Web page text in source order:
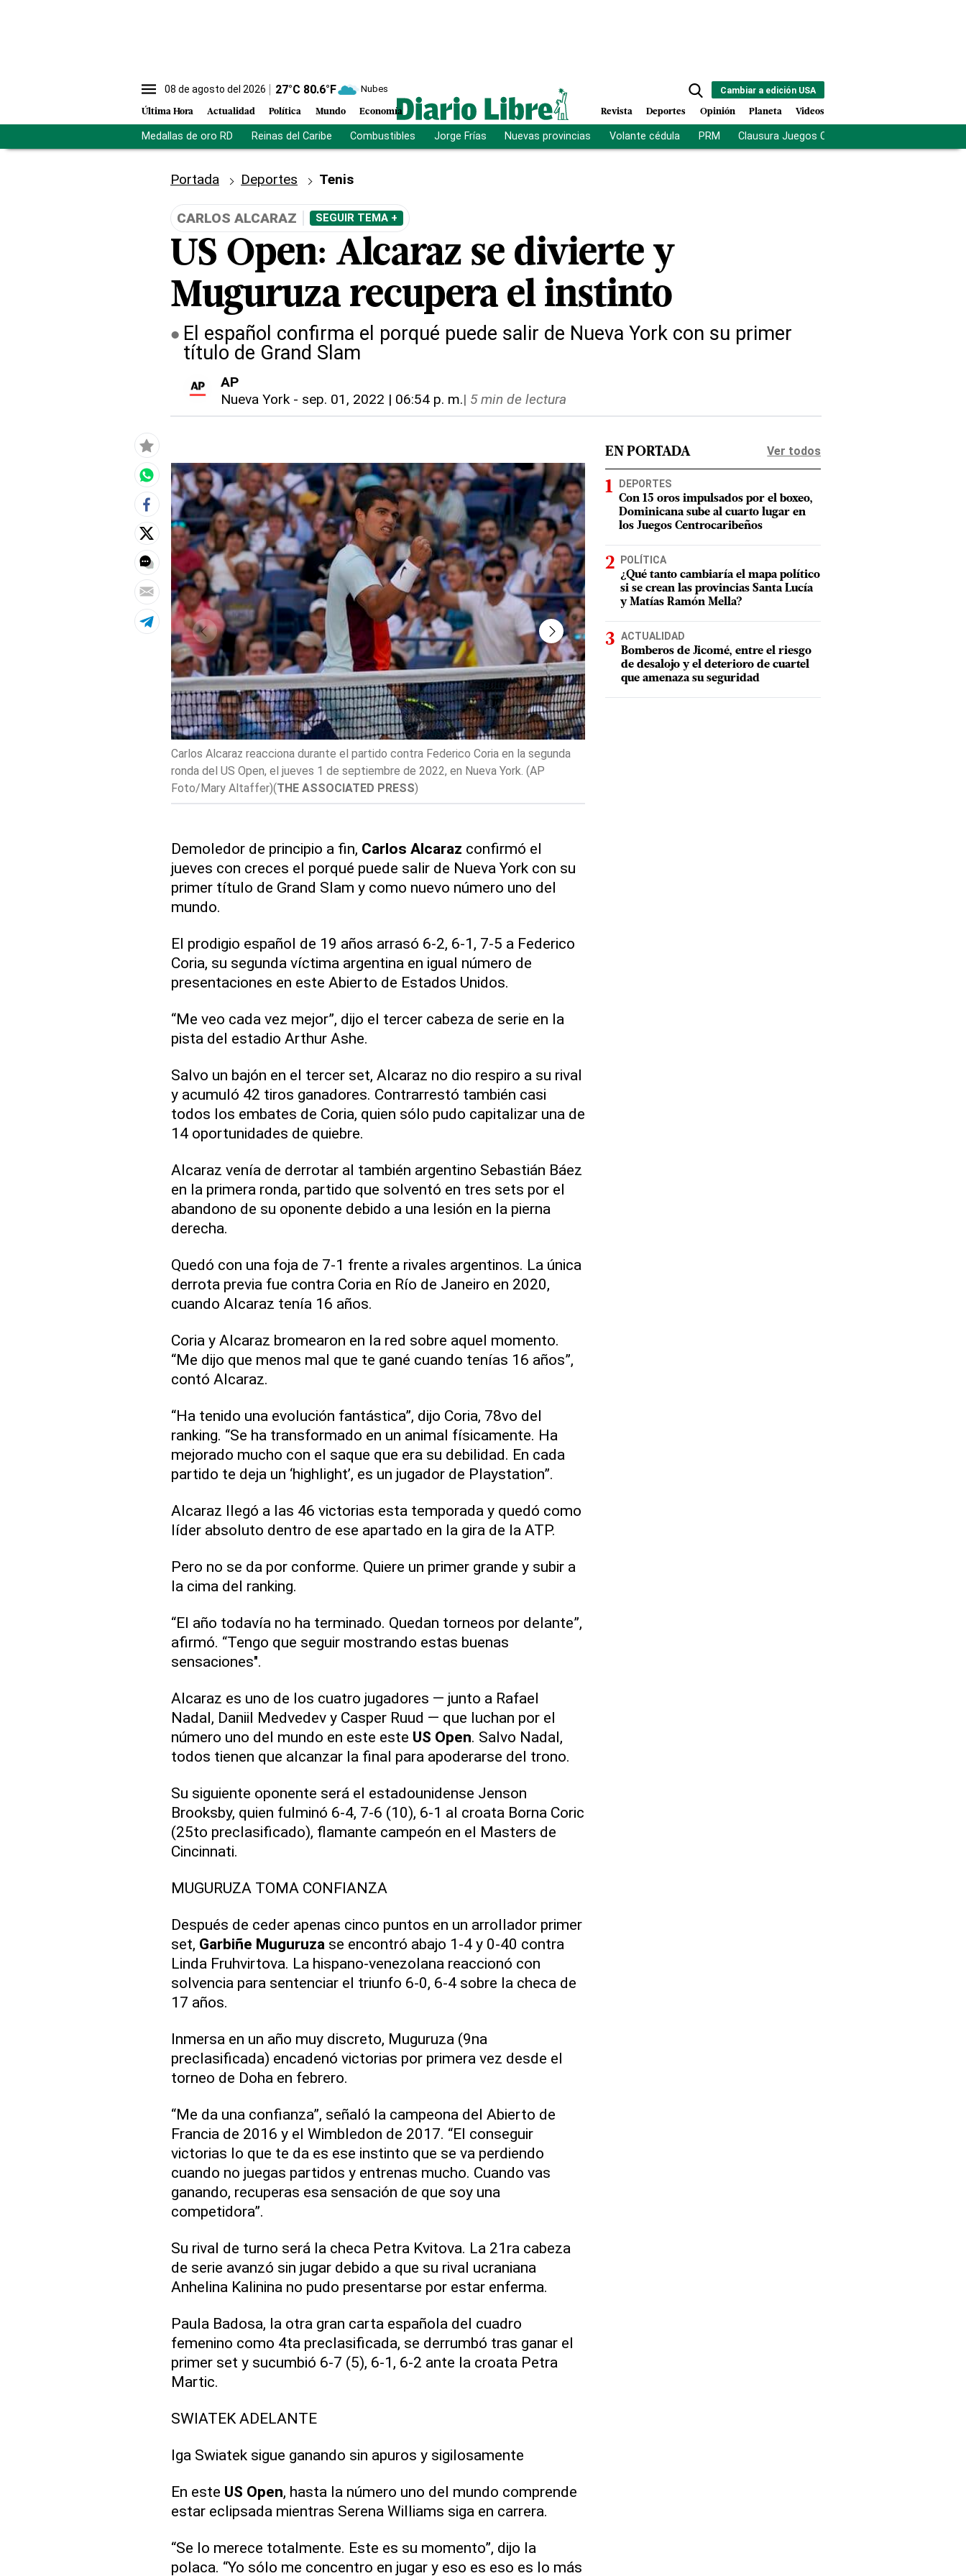
08 de agosto del 2026 27°C 80.6°F Nubes
Última Hora Actualidad Política Mundo Economía
Cambiar a edición USA
Revista Deportes Opinión Planeta Videos
Medallas de oro RD Reinas del Caribe Combustibles Jorge Frías Nuevas provincias Volante cédula PRM Clausura Juegos Centroamericanos
Portada Deportes Tenis
CARLOS ALCARAZ SEGUIR TEMA +
US Open: Alcaraz se divierte y
Muguruza recupera el instinto
El español confirma el porqué puede salir de Nueva York con su primer
título de Grand Slam
AP
Nueva York- sep. 01, 2022 | 06:54 p. m.| 5 min de lectura
Carlos Alcaraz reacciona durante el partido contra Federico Coria en la segunda
ronda del US Open, el jueves 1 de septiembre de 2022, en Nueva York. (AP
Foto/Mary Altaffer)(THE ASSOCIATED PRESS)
Demoledor de principio a fin, Carlos Alcaraz confirmó el
jueves con creces el porqué puede salir de Nueva York con su
primer título de Grand Slam y como nuevo número uno del
mundo.
El prodigio español de 19 años arrasó 6-2, 6-1, 7-5 a Federico
Coria, su segunda víctima argentina en igual número de
presentaciones en este Abierto de Estados Unidos.
“Me veo cada vez mejor”, dijo el tercer cabeza de serie en la
pista del estadio Arthur Ashe.
Salvo un bajón en el tercer set, Alcaraz no dio respiro a su rival
y acumuló 42 tiros ganadores. Contrarrestó también casi
todos los embates de Coria, quien sólo pudo capitalizar una de
14 oportunidades de quiebre.
Alcaraz venía de derrotar al también argentino Sebastián Báez
en la primera ronda, partido que solventó en tres sets por el
abandono de su oponente debido a una lesión en la pierna
derecha.
Quedó con una foja de 7-1 frente a rivales argentinos. La única
derrota previa fue contra Coria en Río de Janeiro en 2020,
cuando Alcaraz tenía 16 años.
Coria y Alcaraz bromearon en la red sobre aquel momento.
“Me dijo que menos mal que te gané cuando tenías 16 años”,
contó Alcaraz.
“Ha tenido una evolución fantástica”, dijo Coria, 78vo del
ranking. “Se ha transformado en un animal físicamente. Ha
mejorado mucho con el saque que era su debilidad. En cada
partido te deja un ‘highlight’, es un jugador de Playstation”.
Alcaraz llegó a las 46 victorias esta temporada y quedó como
líder absoluto dentro de ese apartado en la gira de la ATP.
Pero no se da por conforme. Quiere un primer grande y subir a
la cima del ranking.
“El año todavía no ha terminado. Quedan torneos por delante”,
afirmó. “Tengo que seguir mostrando estas buenas
sensaciones".
Alcaraz es uno de los cuatro jugadores — junto a Rafael
Nadal, Daniil Medvedev y Casper Ruud — que luchan por el
número uno del mundo en este este US Open. Salvo Nadal,
todos tienen que alcanzar la final para apoderarse del trono.
Su siguiente oponente será el estadounidense Jenson
Brooksby, quien fulminó 6-4, 7-6 (10), 6-1 al croata Borna Coric
(25to preclasificado), flamante campeón en el Masters de
Cincinnati.
MUGURUZA TOMA CONFIANZA
Después de ceder apenas cinco puntos en un arrollador primer
set, Garbiñe Muguruzase encontró abajo 1-4 y 0-40 contra
Linda Fruhvirtova. La hispano-venezolana reaccionó con
solvencia para sentenciar el triunfo 6-0, 6-4 sobre la checa de
17 años.
Inmersa en un año muy discreto, Muguruza (9na
preclasificada) encadenó victorias por primera vez desde el
torneo de Doha en febrero.
“Me da una confianza”, señaló la campeona del Abierto de
Francia de 2016 y el Wimbledon de 2017. “El conseguir
victorias lo que te da es ese instinto que se va perdiendo
cuando no juegas partidos y entrenas mucho. Cuando vas
ganando, recuperas esa sensación de que soy una
competidora”.
Su rival de turno será la checa Petra Kvitova. La 21ra cabeza
de serie avanzó sin jugar debido a que su rival ucraniana
Anhelina Kalinina no pudo presentarse por estar enferma.
Paula Badosa, la otra gran carta española del cuadro
femenino como 4ta preclasificada, se derrumbó tras ganar el
primer set y sucumbió 6-7 (5), 6-1, 6-2 ante la croata Petra
Martic.
SWIATEK ADELANTE
Iga Swiatek sigue ganando sin apuros y sigilosamente
En este US Open, hasta la número uno del mundo comprende
estar eclipsada mientras Serena Williams siga en carrera.
“Se lo merece totalmente. Este es su momento”, dijo la
polaca. “Yo sólo me concentro en jugar y eso es eso es lo más
EN PORTADA Ver todos
DEPORTES
Con 15 oros impulsados por el boxeo,
Dominicana sube al cuarto lugar en
los Juegos Centrocaribeños
POLÍTICA
¿Qué tanto cambiaría el mapa político
si se crean las provincias Santa Lucía
y Matías Ramón Mella?
ACTUALIDAD
Bomberos de Jicomé, entre el riesgo
de desalojo y el deterioro de cuartel
que amenaza su seguridad